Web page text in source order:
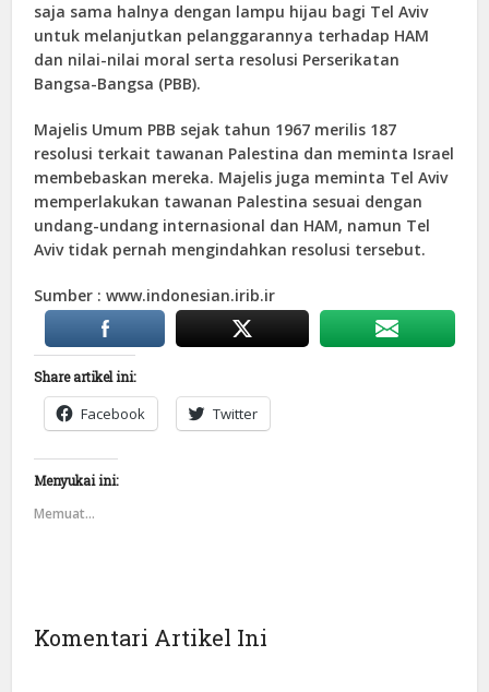
saja sama halnya dengan lampu hijau bagi Tel Aviv
untuk melanjutkan pelanggarannya terhadap HAM
dan nilai-nilai moral serta resolusi Perserikatan
Bangsa-Bangsa (PBB).
Majelis Umum PBB sejak tahun 1967 merilis 187
resolusi terkait tawanan Palestina dan meminta Israel
membebaskan mereka. Majelis juga meminta Tel Aviv
memperlakukan tawanan Palestina sesuai dengan
undang-undang internasional dan HAM, namun Tel
Aviv tidak pernah mengindahkan resolusi tersebut.
Sumber : www.indonesian.irib.ir
Share artikel ini:
Facebook Twitter
Menyukai ini:
Memuat...
Komentari Artikel Ini